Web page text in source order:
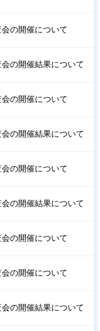
の開催について
の開催結果について
の開催について
の開催結果について
の開催について
の開催結果について
の開催について
の開催について
の開催結果について